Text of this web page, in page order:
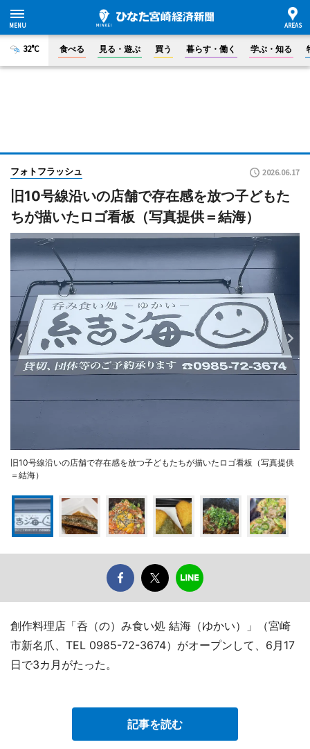
32°C 食べる 見る・遊ぶ 買う 暮らす・働く 学ぶ・知る
フォトフラッシュ 2026.06.17
旧10号線沿いの店舗で存在感を放つ子どもた
ちが描いたロゴ看板（写真提供＝結海）
旧10号線沿いの店舗で存在感を放つ子どもたちが描いたロゴ看板（写真提供
＝結海）
創作料理店「呑（の）み食い処 結海（ゆかい）」（宮崎
市新名爪、TEL 0985-72-3674）がオープンして、6月17
日で3カ月がたった。
記事を読む